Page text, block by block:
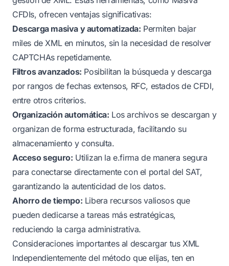
CFDIs, ofrecen ventajas significativas:
Descarga masiva y automatizada: Permiten bajar
miles de XML en minutos, sin la necesidad de resolver
CAPTCHAs repetidamente.
Filtros avanzados: Posibilitan la búsqueda y descarga
por rangos de fechas extensos, RFC, estados de CFDI,
entre otros criterios.
Organización automática: Los archivos se descargan y
organizan de forma estructurada, facilitando su
almacenamiento y consulta.
Acceso seguro: Utilizan la e.firma de manera segura
para conectarse directamente con el portal del SAT,
garantizando la autenticidad de los datos.
Ahorro de tiempo: Libera recursos valiosos que
pueden dedicarse a tareas más estratégicas,
reduciendo la carga administrativa.
Consideraciones importantes al descargar tus XML
Independientemente del método que elijas, ten en